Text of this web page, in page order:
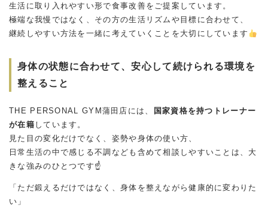
生活に取り入れやすい形で食事改善をご提案しています。
極端な我慢ではなく、その方の生活リズムや目標に合わせて、
継続しやすい方法を一緒に考えていくことを大切にしています
身体の状態に合わせて、安心して続けられる環境を
整えること
THE PERSONAL GYM蒲田店には、
国家資格を持つトレーナー
が在籍 しています。
見た目の変化だけでなく、姿勢や身体の使い方、
日常生活の中で感じる不調なども含めて相談しやすいことは、大
きな強みのひとつです☝️
「ただ鍛えるだけではなく、身体を整えながら健康的に変わりた
い」